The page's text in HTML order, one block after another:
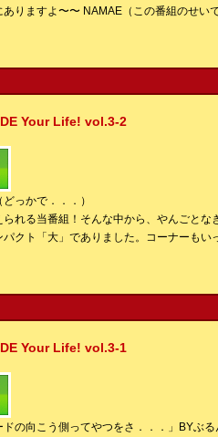
りますよ〜〜 NAMAE（この番組のせい
Your Life! vol.3-2
っかで．．．）
れる当番組！そんな中から、やんごと
クト「大」でありました。コーナーもい
Your Life! vol.3-1
ドの向こう側ってやつをさ．．．」BYぶ